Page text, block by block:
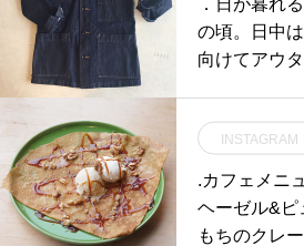
の頃。日中
向けてアウ
ゆるく着る
わいい。．
ぞ︎
INSTAGRAM
.カフェメニ
ヘーゼル&
もちのクレ